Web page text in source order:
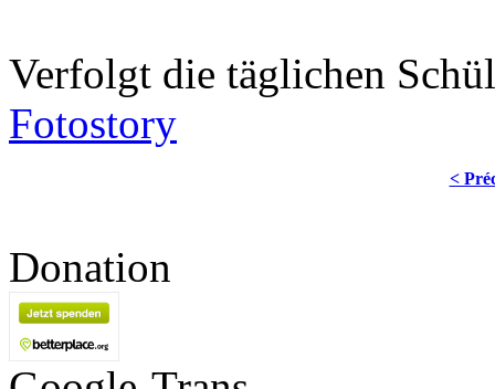
Verfolgt die täglichen
Fotostory
<
Donation